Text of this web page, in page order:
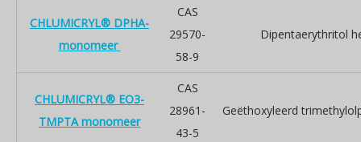
CHLUMICRYL® DPHA-
monomeer
CAS
29570-
58-9
Dipentaerythritol
CHLUMICRYL® EO3-
TMPTA monomeer
CAS
28961-
43-5
Geëthoxyleerd